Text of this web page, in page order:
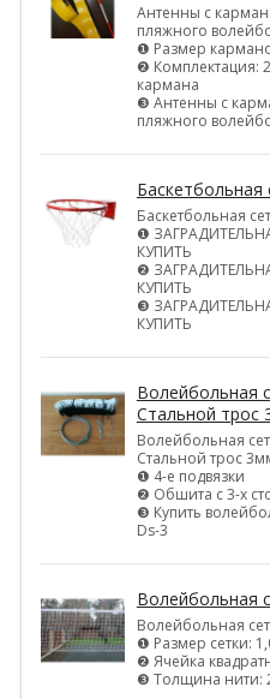
Антенны с
пляжного
❶ Размер
❷ Комплектация:
кармана
❸ Антенны с
пляжного
Баскетбольная
Баскетбольная
❶
КУПИТЬ
❷
КУПИТЬ
❸
КУПИТЬ
Волейбольная
Стальной трос
Волейбольная
Стальной трос
❶ 4-е подвязки
❷ Обшита с 3-х
❸ Купить
Ds-3
Волейбольная
Волейбольная
❶ Размер сетки:
❷ Ячейка
❸ Толщина нити: